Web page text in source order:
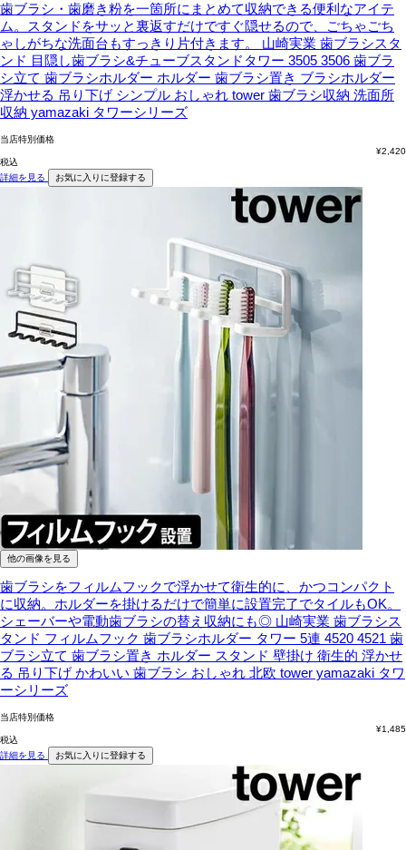
歯ブラシ・歯磨き粉を一箇所にまとめて収納できる便利なアイテ
ム。スタンドをサッと裏返すだけですぐ隠せるので、ごちゃごち
ゃしがちな洗面台もすっきり片付きます。
山崎実業 歯ブラシスタ
ンド 目隠し歯ブラシ&チューブスタンドタワー 3505 3506 歯ブラ
シ立て 歯ブラシホルダー ホルダー 歯ブラシ置き ブラシホルダー
浮かせる 吊り下げ シンプル おしゃれ tower 歯ブラシ収納 洗面所
収納 yamazaki タワーシリーズ
当店特別価格
¥2,420
税込
詳細を見る
お気に入りに登録する
他の画像を見る
歯ブラシをフィルムフックで浮かせて衛生的に、かつコンパクト
に収納。ホルダーを掛けるだけで簡単に設置完了でタイルもOK。
シェーバーや電動歯ブラシの替え収納にも◎ 山崎実業 歯ブラシス
タンド フィルムフック 歯ブラシホルダー タワー 5連 4520 4521 歯
ブラシ立て 歯ブラシ置き ホルダー スタンド 壁掛け 衛生的 浮かせ
る 吊り下げ かわいい 歯ブラシ おしゃれ 北欧 tower yamazaki タワ
ーシリーズ
当店特別価格
¥1,485
税込
詳細を見る
お気に入りに登録する